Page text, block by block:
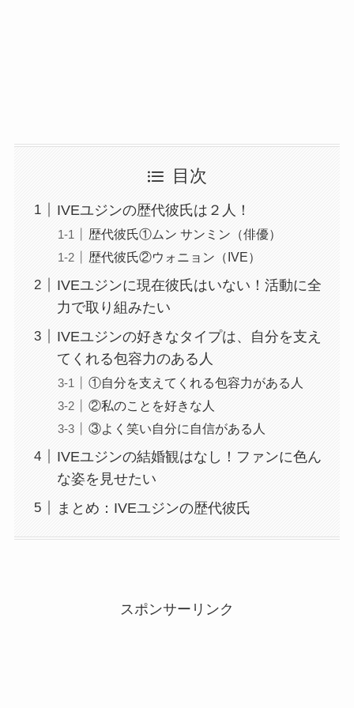
目次
IVEユジンの歴代彼氏は２人！
歴代彼氏①ムン サンミン（俳優）
歴代彼氏②ウォニョン（IVE）
IVEユジンに現在彼氏はいない！活動に全
力で取り組みたい
IVEユジンの好きなタイプは、自分を支え
てくれる包容力のある人
①自分を支えてくれる包容力がある人
②私のことを好きな人
③よく笑い自分に自信がある人
IVEユジンの結婚観はなし！ファンに色ん
な姿を見せたい
まとめ：IVEユジンの歴代彼氏
スポンサーリンク